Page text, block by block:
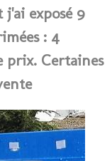
exposé 9
: 4
prix. Certaines